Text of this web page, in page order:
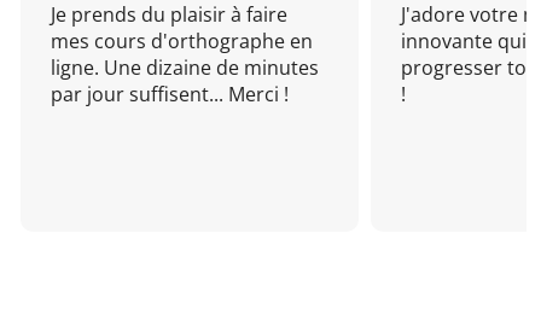
Je prends du plaisir à faire
mes cours d'orthographe en
ligne. Une dizaine de minutes
par jour suffisent... Merci !
J'adore votre
innovante qui
progresser
!